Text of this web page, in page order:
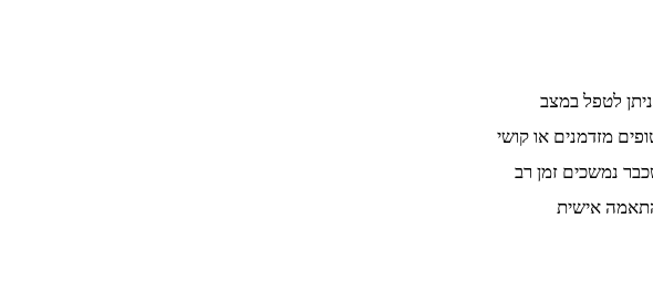
לטפל במצב
מזדמנים או קושי
נמשכים זמן רב
אישית